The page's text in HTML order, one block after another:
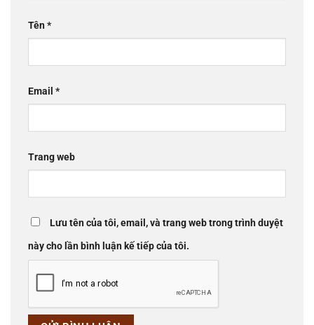
Tên*
Email *
Trang web
Lưu tên của tôi, email, và trang web trong trình duyệt
này cho lần bình luận kế tiếp của tôi.